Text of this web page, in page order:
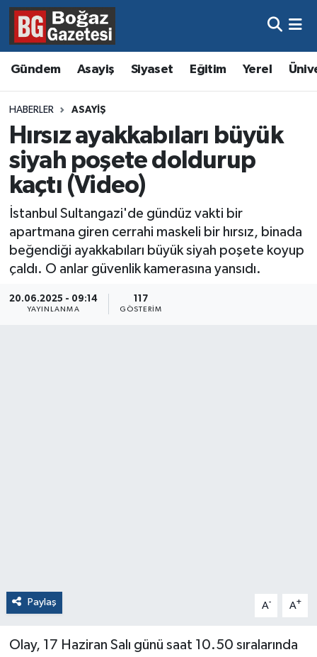
Gündem Asayiş Siyaset Eğitim Yerel
HABERLER ASAYIŞ
Hırsız ayakkabıları büyük
siyah poşete doldurup
kaçtı (Video)
İstanbul Sultangazi'de gündüz vakti bir
apartmana giren cerrahi maskeli bir hırsız, binada
beğendiği ayakkabıları büyük siyah poşete koyup
çaldı. O anlar güvenlik kamerasına yansıdı.
20.06.2025 - 09:14
YAYINLANMA
117
GÖSTERIM
Paylaş A- A+
Olay, 17 Haziran Salı günü saat 10.50 sıralarında
Asayiş
Eğitim
Gündem
Kültür ve Sanat
Magazin
Resmi İlanlar
Sağlık
Hava Durumu
Trafik Durumu
Süper Lig Puan Durumu ve Fikstür
Tüm Manşetler
Son Dakika Haberleri
Haber Arşivi